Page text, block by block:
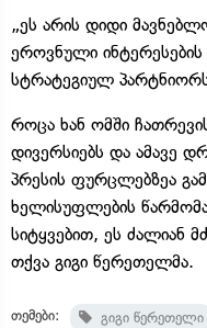
„ეს არის დიდი
ეროვნული
სტრატეგიულ
როცა ხან ომში
დივერსიებს და ამავე
პრესის ფურცლებზეა
ხელისუფლების
სიტყვებით, ეს ძალიან
თქვა გიგი წერეთელმა.
თემები: გიგი წერეთელი